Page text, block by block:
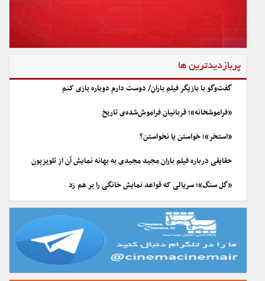
پربازدیدترین ها
گفت‌وگو با بازیگر فیلم باران/ دوست دارم دوباره بازی کنم
«فراموشخانه»؛ قربانیان فراموش‌شده‌ی تاریخ
«استخر»؛ خواستن یا نخواستن؟
حقایقی درباره فیلم باران مجید مجیدی به بهانه نمایش آن از تلویزیون
«گل سنگ»؛ سریالی که قواعد نمایش خانگی را بر هم زد